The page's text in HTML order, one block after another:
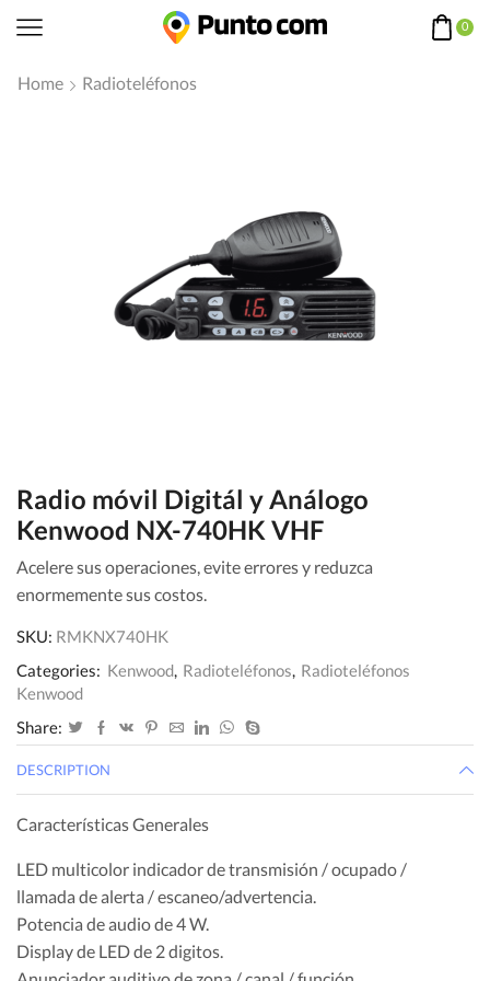
0
Home Radioteléfonos
Radio móvil Digitál y Análogo
Kenwood NX-740HK VHF
Acelere sus operaciones, evite errores y reduzca
enormemente sus costos.
SKU: RMKNX740HK
Categories: Kenwood, Radioteléfonos, Radioteléfonos
Kenwood
Share:
DESCRIPTION
Características Generales
LED multicolor indicador de transmisión / ocupado /
llamada de alerta / escaneo/advertencia.
Potencia de audio de 4 W.
Display de LED de 2 digitos.